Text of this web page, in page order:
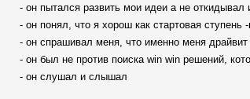
- он пытался развить мои идеи а не
- он понял, что я хорош как стартовая ступень
- он спрашивал меня, что именно меня драйвит
- он был не против поиска win win решений,
- он слушал и слышал